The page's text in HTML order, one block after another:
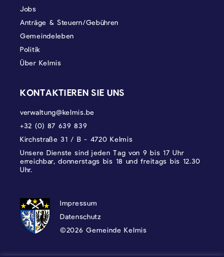
Jobs
Anträge & Steuern/Gebühren
Gemeindeleben
Politik
Über Kelmis
KONTAKTIEREN SIE UNS
verwaltung@kelmis.be
+32 (0) 87 639 839
Kirchstraße 31 / B - 4720 Kelmis
Unsere Dienste sind jeden Tag von 9 bis 17 Uhr
erreichbar, donnerstags bis 18 und freitags bis 12.30
Uhr.
DATENSCHUTZ, IMPRESSUM UND
Impressum
Datenschutz
©2026 Gemeinde Kelmis